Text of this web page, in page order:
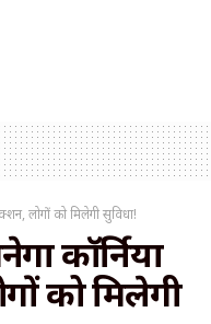
लोगों को मिलेगी सुविधा!
कॉर्निया
को मिलेगी